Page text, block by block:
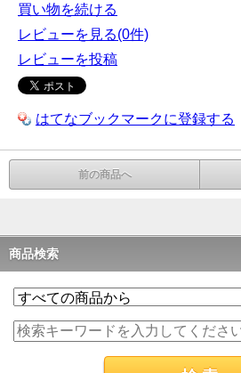
買い物を続ける
レビューを見る(0件)
レビューを投稿
はてなブックマークに登録する
前の商品へ
商品検索